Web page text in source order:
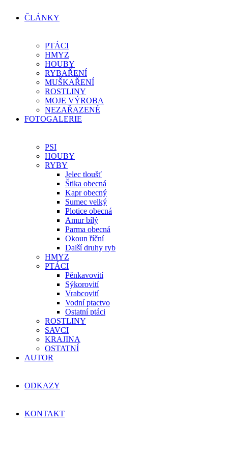
ČLÁNKY
PTÁCI
HMYZ
HOUBY
RYBAŘENÍ
MUŠKAŘENÍ
ROSTLINY
MOJE VÝROBA
NEZAŘAZENÉ
FOTOGALERIE
PSI
HOUBY
RYBY
Jelec tloušť
Štika obecná
Kapr obecný
Sumec velký
Plotice obecná
Amur bílý
Parma obecná
Okoun říční
Další druhy ryb
HMYZ
PTÁCI
Pěnkavovití
Sýkorovití
Vrabcovití
Vodní ptactvo
Ostatní ptáci
ROSTLINY
SAVCI
KRAJINA
OSTATNÍ
AUTOR
ODKAZY
KONTAKT